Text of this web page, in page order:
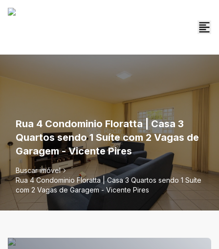
Rua 4 Condominio Floratta | Casa 3
Quartos sendo 1 Suíte com 2 Vagas de
Garagem - Vicente Pires
Buscar imóvel
Rua 4 Condominio Floratta | Casa 3 Quartos sendo 1 Suíte
com 2 Vagas de Garagem - Vicente Pires